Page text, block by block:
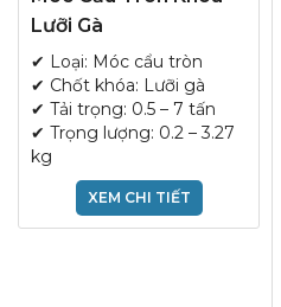
Lưỡi Gà
✔ Loại: Móc cẩu tròn
✔ Chốt khóa: Lưỡi gà
✔ Tải trọng: 0.5 – 7 tấn
✔ Trọng lượng: 0.2 – 3.27
kg
XEM CHI TIẾT